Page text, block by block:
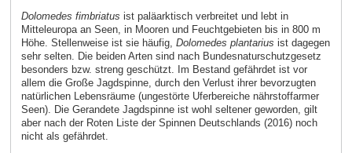
Dolomedes fimbriatus ist paläarktisch verbreitet und lebt in
Mitteleuropa an Seen, in Mooren und Feuchtgebieten bis in 800 m
Höhe. Stellenweise ist sie häufig, Dolomedes plantarius ist dagegen
sehr selten. Die beiden Arten sind nach Bundesnaturschutzgesetz
besonders bzw. streng geschützt. Im Bestand gefährdet ist vor
allem die Große Jagdspinne, durch den Verlust ihrer bevorzugten
natürlichen Lebensräume (ungestörte Uferbereiche nährstoffarmer
Seen). Die Gerandete Jagdspinne ist wohl seltener geworden, gilt
aber nach der Roten Liste der Spinnen Deutschlands (2016) noch
nicht als gefährdet.